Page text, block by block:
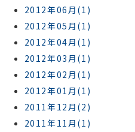
2012年06月(1)
2012年05月(1)
2012年04月(1)
2012年03月(1)
2012年02月(1)
2012年01月(1)
2011年12月(2)
2011年11月(1)